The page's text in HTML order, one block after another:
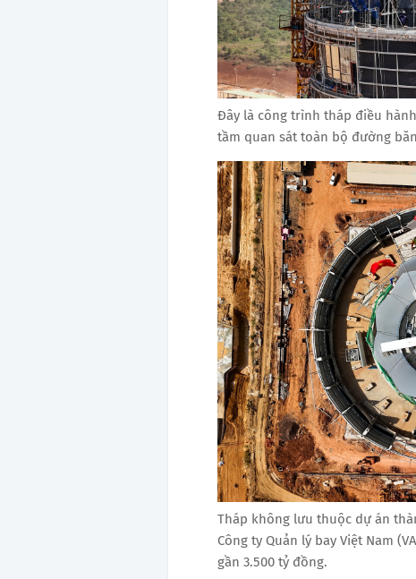
Đây là công trình tháp điều
tầm quan sát toàn bộ đường
Tháp không lưu thuộc dự án
Công ty Quản lý bay Việt Nam
gần 3.500 tỷ đồng.